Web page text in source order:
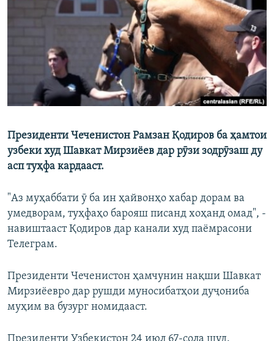
Президенти Чеченистон Рамзан Қодиров ба ҳамтои
узбеки худ Шавкат Мирзиёев дар рӯзи зодрӯзаш ду
асп туҳфа кардааст.
"Аз муҳаббати ӯ ба ин ҳайвонҳо хабар дорам ва
умедворам, туҳфаҳо барояш писанд хоҳанд омад", -
навиштааст Қодиров дар канали худ паёмрасони
Телеграм.
Президенти Чеченистон ҳамчунин нақши Шавкат
Мирзиёевро дар рушди муносибатҳои дуҷониба
муҳим ва бузург номидааст.